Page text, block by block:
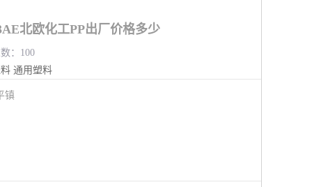
北欧化工PP出厂价格多少
：100
通用塑料
镇